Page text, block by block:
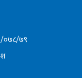
०७८/७९